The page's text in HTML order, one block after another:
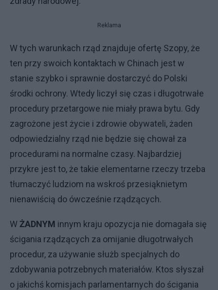
Reklama
W tych warunkach rząd znajduje ofertę Szopy, że
ten przy swoich kontaktach w Chinach jest w
stanie szybko i sprawnie dostarczyć do Polski
środki ochrony. Wtedy liczył się czas i długotrwałe
procedury przetargowe nie miały prawa bytu. Gdy
zagrożone jest życie i zdrowie obywateli, żaden
odpowiedzialny rząd nie będzie się chował za
procedurami na normalne czasy. Najbardziej
przykre jest to, że takie elementarne rzeczy trzeba
tłumaczyć ludziom na wskroś przesiąknietym
nienawiścią do ówcześnie rządzących.
W ŻADNYM innym kraju opozycja nie domagała się
ścigania rządzących za omijanie długotrwałych
procedur, za używanie służb specjalnych do
zdobywania potrzebnych materiałów. Ktos słyszał
o jakichś komisjach parlamentarnych do ścigania